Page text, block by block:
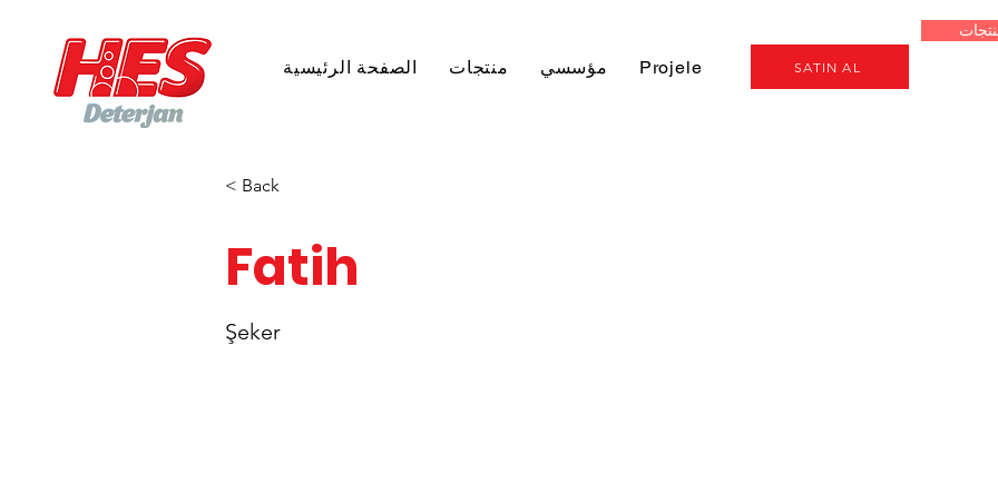
الصفحة الرئيسية منتجات مؤسسي Projeler SATIN AL
< Back
Fatih
Şeker